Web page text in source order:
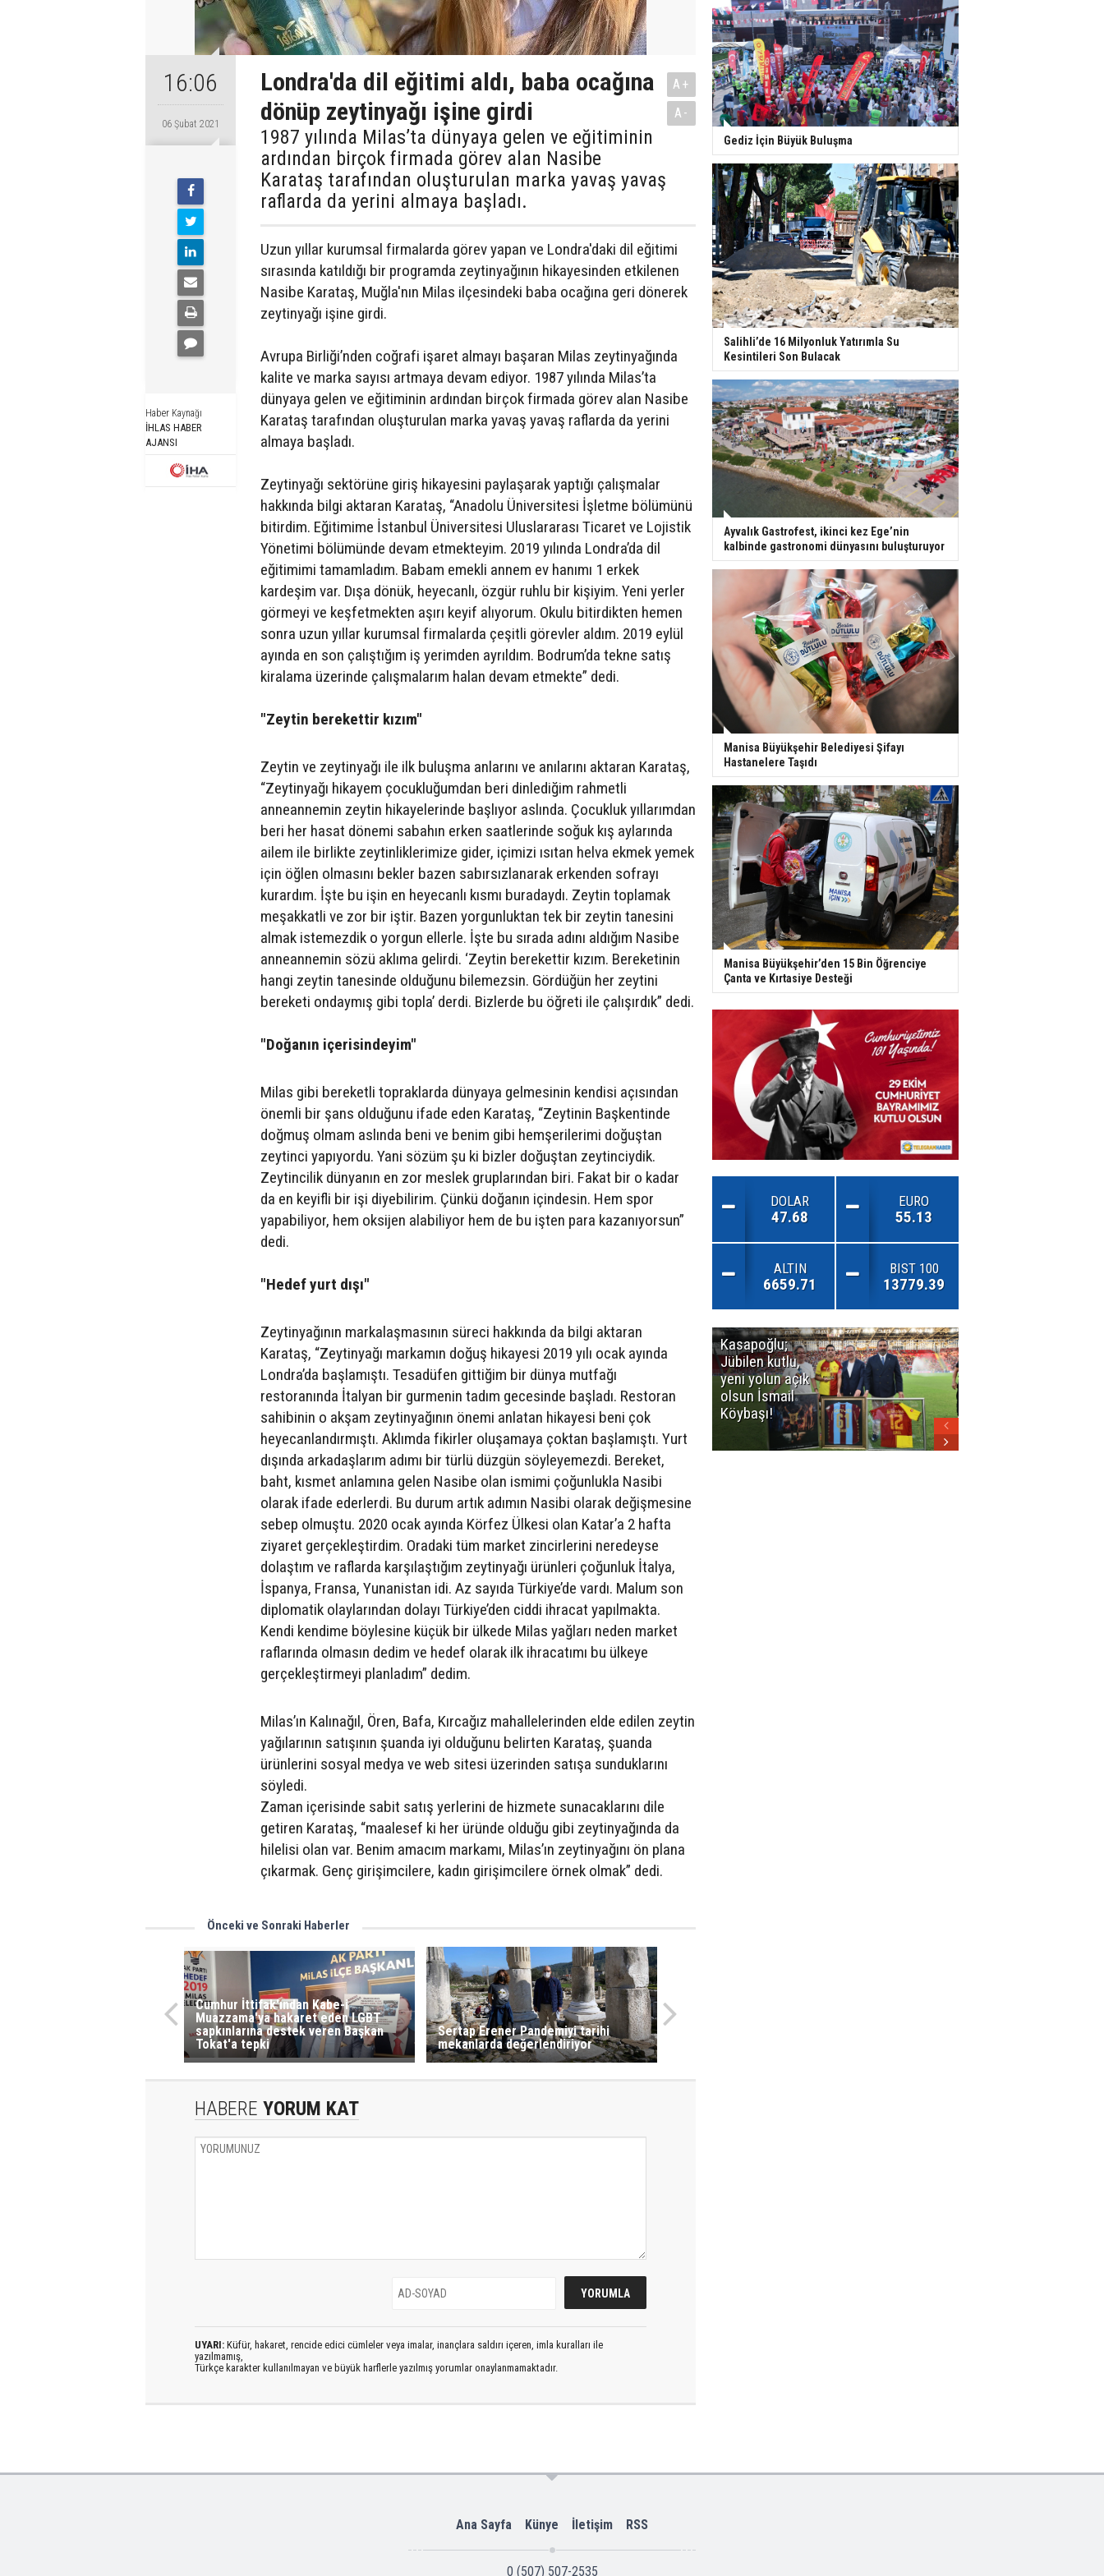
16:06
06 Şubat 2021
Haber Kaynağı
İHLAS HABER
AJANSI
Londra'da dil eğitimi aldı, baba ocağına
dönüp zeytinyağı işine girdi
1987 yılında Milas’ta dünyaya gelen ve eğitiminin
ardından birçok firmada görev alan Nasibe
Karataş tarafından oluşturulan marka yavaş yavaş
raflarda da yerini almaya başladı.
A+
A-
Uzun yıllar kurumsal firmalarda görev yapan ve Londra'daki dil eğitimi
sırasında katıldığı bir programda zeytinyağının hikayesinden etkilenen
Nasibe Karataş, Muğla'nın Milas ilçesindeki baba ocağına geri dönerek
zeytinyağı işine girdi.
Avrupa Birliği’nden coğrafi işaret almayı başaran Milas zeytinyağında
kalite ve marka sayısı artmaya devam ediyor. 1987 yılında Milas’ta
dünyaya gelen ve eğitiminin ardından birçok firmada görev alan Nasibe
Karataş tarafından oluşturulan marka yavaş yavaş raflarda da yerini
almaya başladı.
Zeytinyağı sektörüne giriş hikayesini paylaşarak yaptığı çalışmalar
hakkında bilgi aktaran Karataş, “Anadolu Üniversitesi İşletme bölümünü
bitirdim. Eğitimime İstanbul Üniversitesi Uluslararası Ticaret ve Lojistik
Yönetimi bölümünde devam etmekteyim. 2019 yılında Londra’da dil
eğitimimi tamamladım. Babam emekli annem ev hanımı 1 erkek
kardeşim var. Dışa dönük, heyecanlı, özgür ruhlu bir kişiyim. Yeni yerler
görmeyi ve keşfetmekten aşırı keyif alıyorum. Okulu bitirdikten hemen
sonra uzun yıllar kurumsal firmalarda çeşitli görevler aldım. 2019 eylül
ayında en son çalıştığım iş yerimden ayrıldım. Bodrum’da tekne satış
kiralama üzerinde çalışmalarım halan devam etmekte” dedi.
"Zeytin berekettir kızım"
Zeytin ve zeytinyağı ile ilk buluşma anlarını ve anılarını aktaran Karataş,
“Zeytinyağı hikayem çocukluğumdan beri dinlediğim rahmetli
anneannemin zeytin hikayelerinde başlıyor aslında. Çocukluk yıllarımdan
beri her hasat dönemi sabahın erken saatlerinde soğuk kış aylarında
ailem ile birlikte zeytinliklerimize gider, içimizi ısıtan helva ekmek yemek
için öğlen olmasını bekler bazen sabırsızlanarak erkenden sofrayı
kurardım. İşte bu işin en heyecanlı kısmı buradaydı. Zeytin toplamak
meşakkatli ve zor bir iştir. Bazen yorgunluktan tek bir zeytin tanesini
almak istemezdik o yorgun ellerle. İşte bu sırada adını aldığım Nasibe
anneannemin sözü aklıma gelirdi. ‘Zeytin berekettir kızım. Bereketinin
hangi zeytin tanesinde olduğunu bilemezsin. Gördüğün her zeytini
bereketi ondaymış gibi topla’ derdi. Bizlerde bu öğreti ile çalışırdık” dedi.
"Doğanın içerisindeyim"
Milas gibi bereketli topraklarda dünyaya gelmesinin kendisi açısından
önemli bir şans olduğunu ifade eden Karataş, “Zeytinin Başkentinde
doğmuş olmam aslında beni ve benim gibi hemşerilerimi doğuştan
zeytinci yapıyordu. Yani sözüm şu ki bizler doğuştan zeytinciydik.
Zeytincilik dünyanın en zor meslek gruplarından biri. Fakat bir o kadar
da en keyifli bir işi diyebilirim. Çünkü doğanın içindesin. Hem spor
yapabiliyor, hem oksijen alabiliyor hem de bu işten para kazanıyorsun”
dedi.
"Hedef yurt dışı"
Zeytinyağının markalaşmasının süreci hakkında da bilgi aktaran
Karataş, “Zeytinyağı markamın doğuş hikayesi 2019 yılı ocak ayında
Londra’da başlamıştı. Tesadüfen gittiğim bir dünya mutfağı
restoranında İtalyan bir gurmenin tadım gecesinde başladı. Restoran
sahibinin o akşam zeytinyağının önemi anlatan hikayesi beni çok
heyecanlandırmıştı. Aklımda fikirler oluşamaya çoktan başlamıştı. Yurt
dışında arkadaşlarım adımı bir türlü düzgün söyleyemezdi. Bereket,
baht, kısmet anlamına gelen Nasibe olan ismimi çoğunlukla Nasibi
olarak ifade ederlerdi. Bu durum artık adımın Nasibi olarak değişmesine
sebep olmuştu. 2020 ocak ayında Körfez Ülkesi olan Katar’a 2 hafta
ziyaret gerçekleştirdim. Oradaki tüm market zincirlerini neredeyse
dolaştım ve raflarda karşılaştığım zeytinyağı ürünleri çoğunluk İtalya,
İspanya, Fransa, Yunanistan idi. Az sayıda Türkiye’de vardı. Malum son
diplomatik olaylarından dolayı Türkiye’den ciddi ihracat yapılmakta.
Kendi kendime böylesine küçük bir ülkede Milas yağları neden market
raflarında olmasın dedim ve hedef olarak ilk ihracatımı bu ülkeye
gerçekleştirmeyi planladım” dedim.
Milas’ın Kalınağıl, Ören, Bafa, Kırcağız mahallelerinden elde edilen zeytin
yağılarının satışının şuanda iyi olduğunu belirten Karataş, şuanda
ürünlerini sosyal medya ve web sitesi üzerinden satışa sunduklarını
söyledi.
Zaman içerisinde sabit satış yerlerini de hizmete sunacaklarını dile
getiren Karataş, “maalesef ki her üründe olduğu gibi zeytinyağında da
hilelisi olan var. Benim amacım markamı, Milas’ın zeytinyağını ön plana
çıkarmak. Genç girişimcilere, kadın girişimcilere örnek olmak” dedi.
Önceki ve Sonraki Haberler
Cumhur İttifak'ından Kabe-i
Muazzama'ya hakaret eden LGBT
sapkınlarına destek veren Başkan
Tokat'a tepki
Sertap Erener Pandemiyi tarihi
mekanlarda değerlendiriyor
HABERE YORUM KAT
UYARI: Küfür, hakaret, rencide edici cümleler veya imalar, inançlara saldırı içeren, imla kuralları ile
yazılmamış,
Türkçe karakter kullanılmayan ve büyük harflerle yazılmış yorumlar onaylanmamaktadır.
Gediz İçin Büyük Buluşma
Salihli’de 16 Milyonluk Yatırımla Su
Kesintileri Son Bulacak
Ayvalık Gastrofest, ikinci kez Ege’nin
kalbinde gastronomi dünyasını buluşturuyor
Manisa Büyükşehir Belediyesi Şifayı
Hastanelere Taşıdı
Manisa Büyükşehir’den 15 Bin Öğrenciye
Çanta ve Kırtasiye Desteği
DOLAR
47.68
EURO
55.13
ALTIN
6659.71
BIST 100
13779.39
Kasapoğlu;
Jübilen kutlu,
yeni yolun açık
olsun İsmail
Köybaşı!
Ana Sayfa Künye İletişim RSS
0 (507) 507-2535